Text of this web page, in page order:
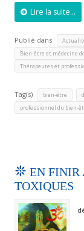
Lire la suite...
Publié dans
Bien-être et médecine
Thérapeutes et
Tag(s) bien-être
professionnel du bien-
EN FINIR
TOXIQUES